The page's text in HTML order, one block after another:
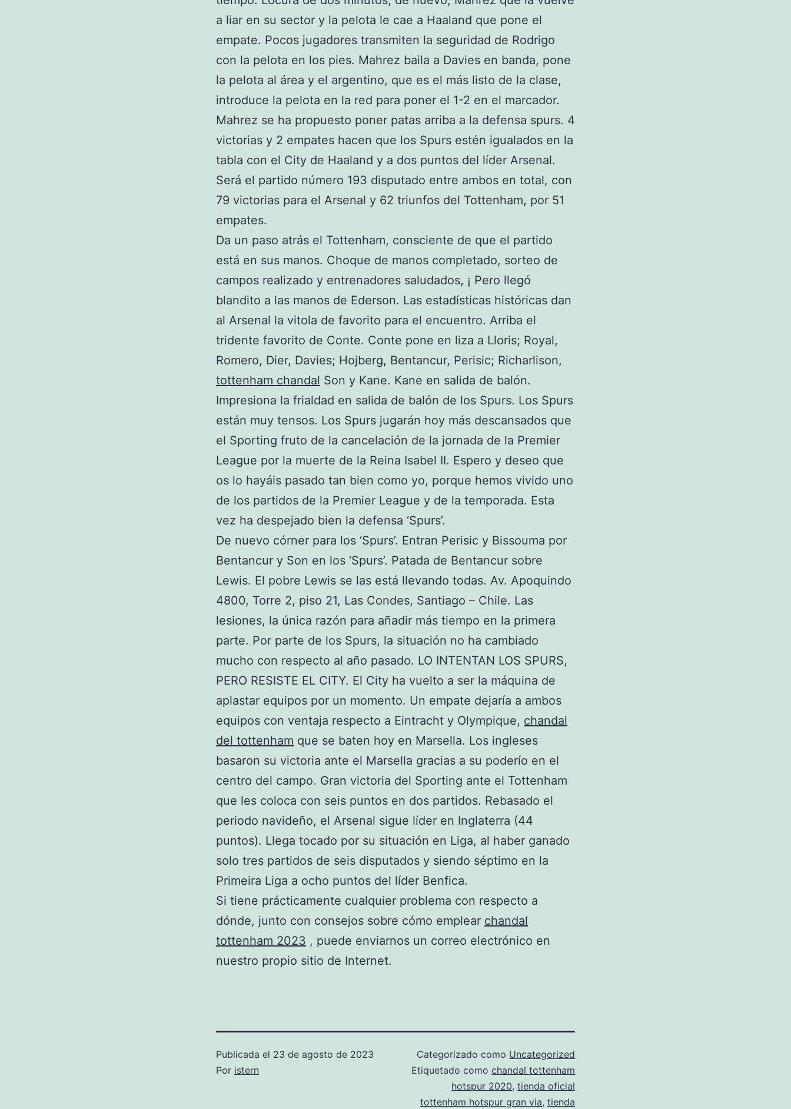
a liar en su sector y la pelota le cae a Haaland que pone el
empate. Pocos jugadores transmiten la seguridad de Rodrigo
con la pelota en los pies. Mahrez baila a Davies en banda, pone
la pelota al área y el argentino, que es el más listo de la clase,
introduce la pelota en la red para poner el 1-2 en el marcador.
Mahrez se ha propuesto poner patas arriba a la defensa spurs. 4
victorias y 2 empates hacen que los Spurs estén igualados en la
tabla con el City de Haaland y a dos puntos del líder Arsenal.
Será el partido número 193 disputado entre ambos en total, con
79 victorias para el Arsenal y 62 triunfos del Tottenham, por 51
empates.
Da un paso atrás el Tottenham, consciente de que el partido
está en sus manos. Choque de manos completado, sorteo de
campos realizado y entrenadores saludados, ¡ Pero llegó
blandito a las manos de Ederson. Las estadísticas históricas dan
al Arsenal la vitola de favorito para el encuentro. Arriba el
tridente favorito de Conte. Conte pone en liza a Lloris; Royal,
Romero, Dier, Davies; Hojberg, Bentancur, Perisic; Richarlison,
tottenham chandal Son y Kane. Kane en salida de balón.
Impresiona la frialdad en salida de balón de los Spurs. Los Spurs
están muy tensos. Los Spurs jugarán hoy más descansados que
el Sporting fruto de la cancelación de la jornada de la Premier
League por la muerte de la Reina Isabel II. Espero y deseo que
os lo hayáis pasado tan bien como yo, porque hemos vivido uno
de los partidos de la Premier League y de la temporada. Esta
vez ha despejado bien la defensa ‘Spurs’.
De nuevo córner para los ‘Spurs’. Entran Perisic y Bissouma por
Bentancur y Son en los ‘Spurs’. Patada de Bentancur sobre
Lewis. El pobre Lewis se las está llevando todas. Av. Apoquindo
4800, Torre 2, piso 21, Las Condes, Santiago – Chile. Las
lesiones, la única razón para añadir más tiempo en la primera
parte. Por parte de los Spurs, la situación no ha cambiado
mucho con respecto al año pasado. LO INTENTAN LOS SPURS,
PERO RESISTE EL CITY. El City ha vuelto a ser la máquina de
aplastar equipos por un momento. Un empate dejaría a ambos
equipos con ventaja respecto a Eintracht y Olympique, chandal
del tottenham que se baten hoy en Marsella. Los ingleses
basaron su victoria ante el Marsella gracias a su poderío en el
centro del campo. Gran victoria del Sporting ante el Tottenham
que les coloca con seis puntos en dos partidos. Rebasado el
periodo navideño, el Arsenal sigue líder en Inglaterra (44
puntos). Llega tocado por su situación en Liga, al haber ganado
solo tres partidos de seis disputados y siendo séptimo en la
Primeira Liga a ocho puntos del líder Benfica.
Si tiene prácticamente cualquier problema con respecto a
dónde, junto con consejos sobre cómo emplear chandal
tottenham 2023 , puede enviarnos un correo electrónico en
nuestro propio sitio de Internet.
Publicada el 23 de agosto de 2023
Por istern
Categorizado como Uncategorized
Etiquetado como chandal tottenham
hotspur 2020, tienda oficial
tottenham hotspur gran via, tienda